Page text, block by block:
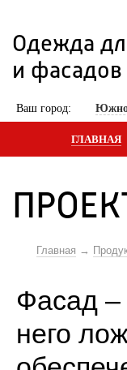
Одежда
и фасадов
Ваш город:
ГЛАВНАЯ
Главная
Фасад –
него